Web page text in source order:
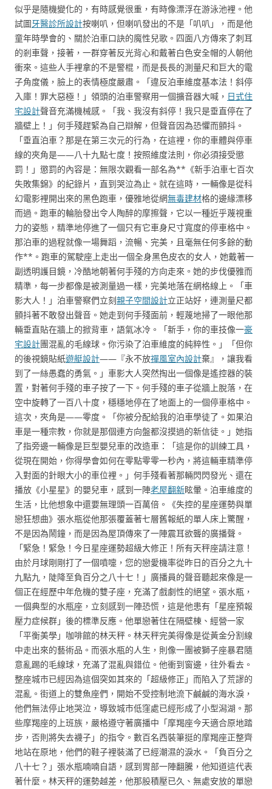
似乎是隨機變化的，有時感覺很重，有時像漂浮在游泳池裡。他
試圖牙醫診所設計按喇叭，但喇叭發出的不是「叭叭」，而是他
童年時學會的、關於泊車口訣的魔性兒歌。四面八方傳來了刺耳
的剎車聲，接著，一群穿著反光背心和戴著白色安全帽的人朝他
衝來。這些人手裡拿的不是警棍，而是長長的測量尺和巨大的電
子角度儀，臉上的表情極度嚴肅。「違反泊車維度基本法！斜停
入庫！罪大惡極！」領頭的泊車警察用一個擴音器大喊， 日式住
宅設計聲音充滿機械感。「我、我沒有斜停！我只是垂直停在了
牆壁上！」何手殘趕緊為自己辯解，但聲音因為恐懼而顫抖。
「垂直泊車？那是在第三次元的行為，在這裡，你的車體與停車
線的夾角是——八十九點七度！按照維度法則，你必須接受懲
罰！」懲罰的內容是：無限次觀看一部名為**《新手泊車七百次
失敗集錦》的紀錄片，直到哭泣為止。就在這時，一輛像是從科
幻電影裡開出來的黑色跑車，優雅地從網無毒建材格的邊緣漂移
而過。跑車的輪胎發出令人陶醉的摩擦聲，它以一種近乎蔑視重
力的姿態，精準地停進了一個只有它車身尺寸寬度的停車格中。
那泊車的過程就像一場舞蹈，流暢、完美，且毫無任何多餘的動
作**。跑車的駕駛座上走出一個全身黑色皮衣的女人，她戴著一
副透明護目鏡，冷酷地朝著何手殘的方向走來。她的步伐優雅而
精準，每一步都像是被測量過一樣，完美地落在網格線上。「車
影大人！」泊車警察們立刻親子空間設計立正站好，連測量尺都
顫抖著不敢發出聲音。她走到何手殘面前，輕蔑地掃了一眼他那
輛垂直貼在牆上的掀背車，語氣冰冷。「新手，你的車技像一豪
宅設計團混亂的毛線球。你污染了泊車維度的純粹性。」「但你
的後視鏡貼紙遊艇設計——『永不放禪風室內設計棄』，讓我看
到了一絲愚蠢的勇氣。」車影大人突然掏出一個像是遙控器的裝
置，對著何手殘的車子按了一下。何手殘的車子從牆上脫落，在
空中旋轉了一百八十度，穩穩地停在了地面上的一個停車格中。
這次，夾角是——零度。「你被分配給我的泊車學徒了。如果泊
車是一種宗教，你就是那個連方向盤都沒摸過的新信徒。」她指
了指旁邊一輛像是巨型嬰兒車的改造車：「這是你的訓練工具，
從現在開始，你得學會如何在零點零零一秒內，將這輛車精準停
入對面的針眼大小的車位裡。」何手殘看著那輛閃閃發光、還在
播放《小星星》的嬰兒車，感到一陣老屋翻新眩暈。泊車維度的
生活，比他想象中還要無理頭一百萬倍。《失控的星座運勢與單
戀狂想曲》張水瓶從他那張覆蓋著七層舊報紙的單人床上驚醒，
不是因為鬧鐘，而是因為屋頂傳來了一陣震耳欲聾的廣播聲。
「緊急！緊急！今日星座運勢超級大修正！所有天秤座請注意！
由於月球剛剛打了一個噴嚏，您的戀愛機率從昨日的百分之九十
九點九，陡降至負百分之八十七！」廣播員的聲音聽起來像是一
個正在經歷中年危機的雙子座，充滿了戲劇性的絕望。張水瓶，
一個典型的水瓶座，立刻感到一陣恐慌，這是他患有「星座預報
壓力症候群」後的標準反應。他單戀著住在隔壁棟、經營一家
「平衡美學」咖啡館的林天秤。林天秤完美得像是從黃金分割線
中走出來的藝術品。而張水瓶的人生，則像一團被獅子座暴君隨
意亂踢的毛線球，充滿了混亂與錯位。他衝到窗邊，往外看去。
整座城市已經因為這個突如其來的「超級修正」而陷入了荒謬的
混亂。街道上的雙魚座們，開始不受控制地流下鹹鹹的海水淚，
他們無法停止地哭泣，導致城市低窪處已經形成了小型潟湖。那
些摩羯座的上班族，嚴格遵守著廣播中「摩羯座今天適合原地踏
步，否則將失去襪子」的指令。數百名西裝筆挺的摩羯座正整齊
地站在原地，他們的鞋子裡裝滿了已經潮濕的淚水。「負百分之
八十七？」張水瓶喃喃自語，感到胃部一陣翻騰，他知道這代表
著什麼。林天秤的運勢越差，他那股積壓已久、無處安放的單戀